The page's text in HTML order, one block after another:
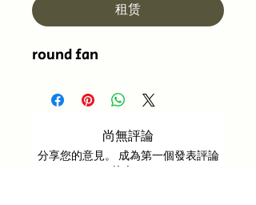
租赁
round fan
尚無評論
分享您的意見。 成為第一個發表評論
的人。